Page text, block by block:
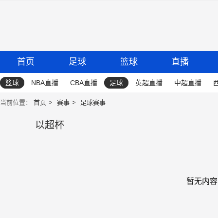
首页 足球 篮球 直播
篮球 NBA直播 CBA直播 足球 英超直播 中超直播
当前位置： 首页 赛事 足球赛事
以超杯
暂无内容